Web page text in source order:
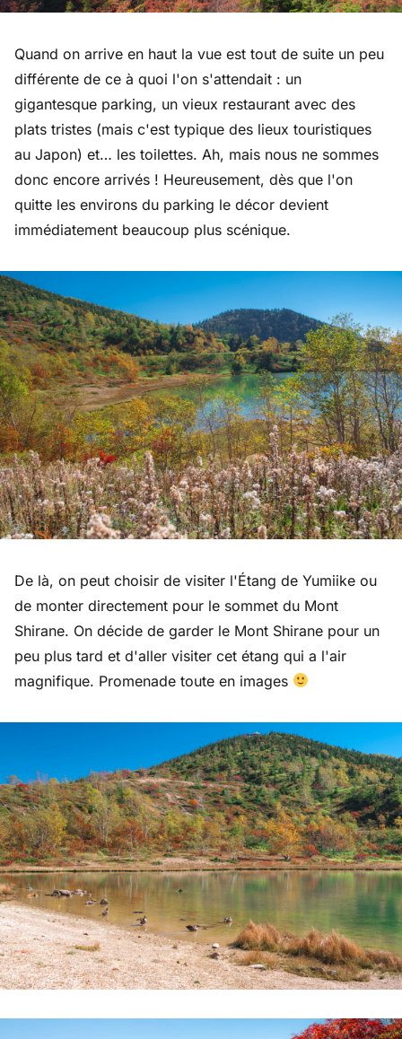
Quand on arrive en haut la vue est tout de suite un peu
différente de ce à quoi l'on s'attendait : un
gigantesque parking, un vieux restaurant avec des
plats tristes (mais c'est typique des lieux touristiques
au Japon) et… les toilettes. Ah, mais nous ne sommes
donc encore arrivés ! Heureusement, dès que l'on
quitte les environs du parking le décor devient
immédiatement beaucoup plus scénique.
De là, on peut choisir de visiter l'Étang de Yumiike ou
de monter directement pour le sommet du Mont
Shirane. On décide de garder le Mont Shirane pour un
peu plus tard et d'aller visiter cet étang qui a l'air
magnifique. Promenade toute en images